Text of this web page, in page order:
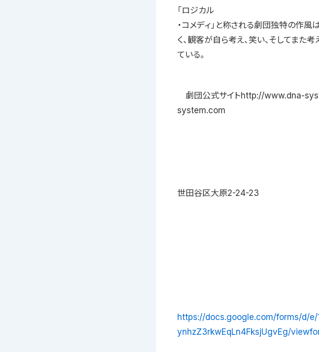
「ロジカル
・コメディ」と称される劇団独特の作
く、観客が自ら考え、笑い、そしてまた
ている。
劇団公式サイトhttp://www.dna-
system.com
世田谷区大原2-24-23
https://docs.google.com/forms/d/e/
ynhzZ3rkwEqLn4FksjUgvEg/